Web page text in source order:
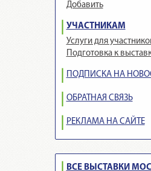
Добавить
УЧАСТНИКАМ
Услуги для
Подготовка к
ПОДПИСКА НА
ОБРАТНАЯ СВЯЗЬ
РЕКЛАМА НА САЙТЕ
ВСЕ ВЫСТАВКИ